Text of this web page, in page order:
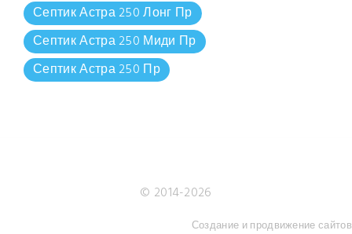
Септик Астра 250 Лонг Пр
Септик Астра 250 Миди Пр
Септик Астра 250 Пр
© 2014-2026
Создание и продвижение сайтов